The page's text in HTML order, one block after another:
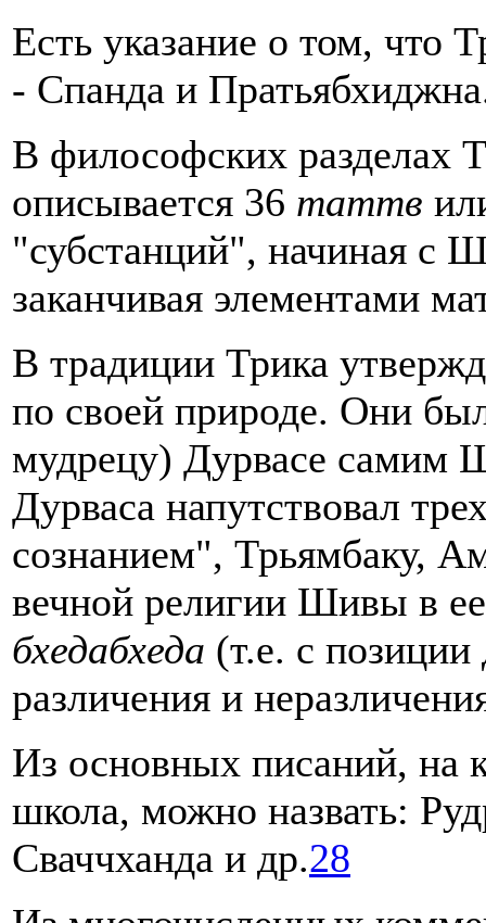
Есть указание о том, что
- Спанда и
В философских разделах
описывается 36 таттв
"субстанций", начиная с
заканчивая элементами
В традиции Трика
по своей природе. Они
мудрецу) Дурвасе самим
Дурваса напутствовал
сознанием", Трьямбаку,
вечной религии Шивы в
бхедабхеда (т.е. с позиции
различения и
Из основных писаний, на
школа, можно назвать:
Сваччханда и др.28